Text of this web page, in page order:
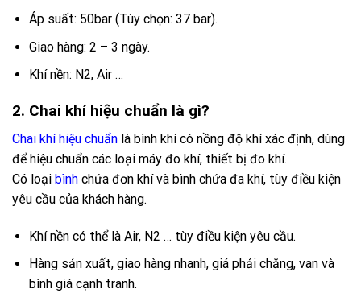
Áp suất: 50bar (Tùy chọn: 37 bar).
Giao hàng: 2 – 3 ngày.
Khí nền: N2, Air …
2. Chai khí hiệu chuẩn là gì?
Chai khí hiệu chuẩn là bình khí có nồng độ khí xác định, dùng
để hiệu chuẩn các loại máy đo khí, thiết bị đo khí.
Có loại bình chứa đơn khí và bình chứa đa khí, tùy điều kiện
yêu cầu của khách hàng.
Khí nền có thể là Air, N2 … tùy điều kiện yêu cầu.
Hàng sản xuất, giao hàng nhanh, giá phải chăng, van và
bình giá cạnh tranh.